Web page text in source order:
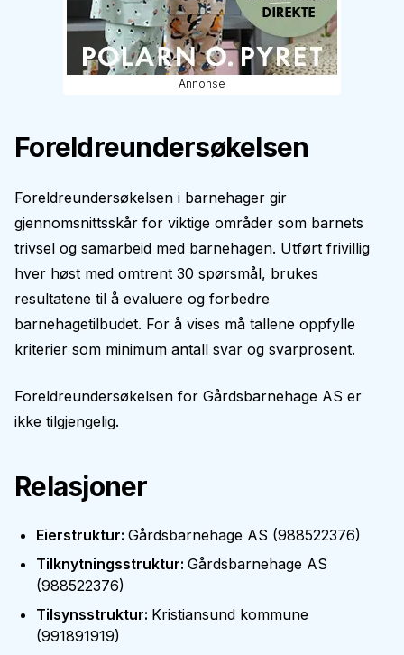
Annonse
Foreldreundersøkelsen
Foreldreundersøkelsen i barnehager gir
gjennomsnittsskår for viktige områder som barnets
trivsel og samarbeid med barnehagen. Utført frivillig
hver høst med omtrent 30 spørsmål, brukes
resultatene til å evaluere og forbedre
barnehagetilbudet. For å vises må tallene oppfylle
kriterier som minimum antall svar og svarprosent.
Foreldreundersøkelsen for Gårdsbarnehage AS er
ikke tilgjengelig.
Relasjoner
Eierstruktur: Gårdsbarnehage AS (988522376)
Tilknytningsstruktur: Gårdsbarnehage AS
(988522376)
Tilsynsstruktur: Kristiansund kommune
(991891919)